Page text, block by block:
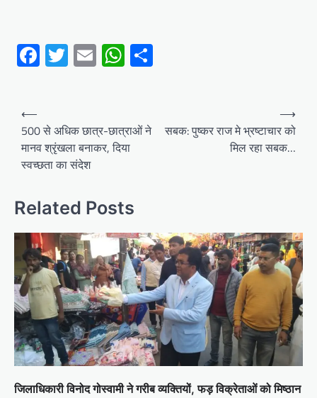
Facebook
Twitter
EmailWhatsApp
Post
navigation
⟵
500 से अधिक छात्र-छात्राओं ने
मानव श्रृंखला बनाकर, दिया
स्वच्छता का संदेश
सबक: पुष्कर राज मे भ्रष्टाचार को
मिल रहा सबक…
⟶
Related Posts
जिलाधिकारी विनोद गोस्वामी ने गरीब व्यक्तियों, फड़ विक्रेताओं को मिष्ठान